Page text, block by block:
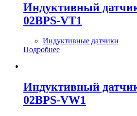
Индуктивный
02BPS-VT1
Индуктивные датчики
Подробнее
Индуктивный
02BPS-VW1